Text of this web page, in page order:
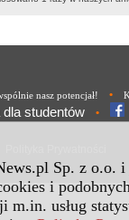
Sp. z o.o.
i
m.in. usług
nasz potencjał! •
dla studentów •